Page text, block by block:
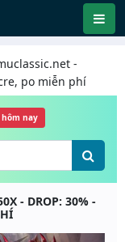
-
po miễn phí
hôm nay
- DROP: 30% -